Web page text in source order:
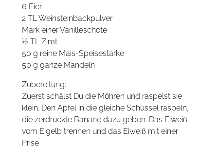
6 Eier
2 TL Weinsteinbackpulver
Mark einer Vanilleschote
½ TL Zimt
50 g reine Mais-Speisestärke
50 g ganze Mandeln
Zubereitung:
Zuerst schälst Du die Möhren und raspelst sie
klein. Den Apfel in die gleiche Schüssel raspeln,
die zerdrückte Banane dazu geben. Das Eiweiß
vom Eigelb trennen und das Eiweiß mit einer
Prise